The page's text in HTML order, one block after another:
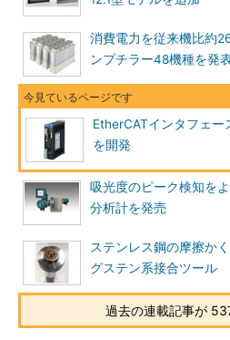
消費電力を従来機比約
ンプチラー48機種を発
EtherCATインタフェ
を開発
吸光度のピーク検知を
分析計を発売
ステンレス鋼の摩擦か
グステン系接合ツール
過去の連載記事が